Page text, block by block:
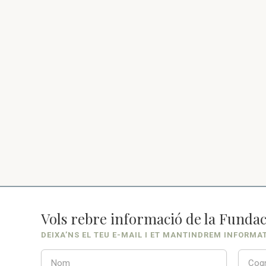
Vols rebre informació de la
DEIXA’NS EL TEU E-MAIL I ET MANTINDREM